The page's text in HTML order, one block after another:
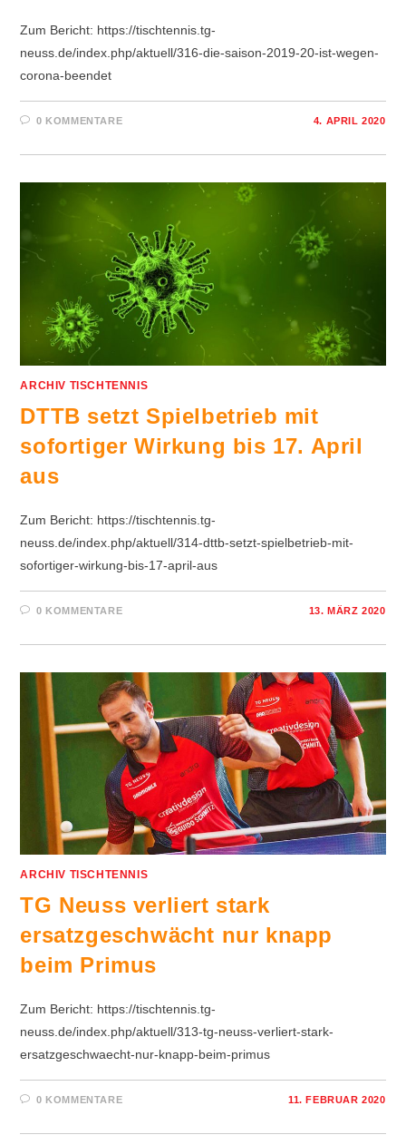
Zum Bericht: https://tischtennis.tg-
neuss.de/index.php/aktuell/316-die-saison-2019-20-ist-wegen-
corona-beendet
0 KOMMENTARE 4. APRIL 2020
ARCHIV TISCHTENNIS
DTTB setzt Spielbetrieb mit
sofortiger Wirkung bis 17. April
aus
Zum Bericht: https://tischtennis.tg-
neuss.de/index.php/aktuell/314-dttb-setzt-spielbetrieb-mit-
sofortiger-wirkung-bis-17-april-aus
0 KOMMENTARE 13. MÄRZ 2020
ARCHIV TISCHTENNIS
TG Neuss verliert stark
ersatzgeschwächt nur knapp
beim Primus
Zum Bericht: https://tischtennis.tg-
neuss.de/index.php/aktuell/313-tg-neuss-verliert-stark-
ersatzgeschwaecht-nur-knapp-beim-primus
0 KOMMENTARE 11. FEBRUAR 2020